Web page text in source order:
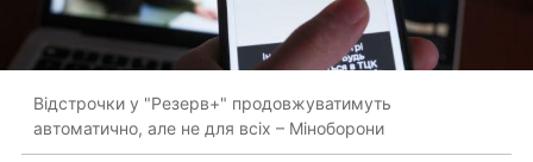
Відстрочки у "Резерв+" продовжуватимуть
автоматично, але не для всіх – Міноборони